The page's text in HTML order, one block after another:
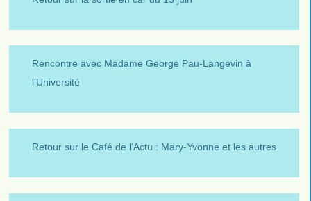
Rencontre avec Madame George Pau-Langevin à
l’Université
Retour sur le Café de l’Actu : Mary-Yvonne et les autres